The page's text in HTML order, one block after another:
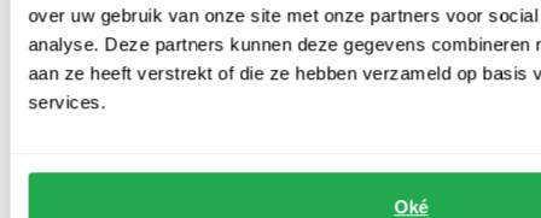
over uw gebruik van onze site met onze partners voor
analyse. Deze partners kunnen deze gegevens combineren
aan ze heeft verstrekt of die ze hebben verzameld op basis
services.
Oké
Tommy Hilfiger en Reset . Ook heeft u de ruime keuze uit een
breed maatbereik, vangrote winterjassen matentot aan extra
lengte of een XXS.
onze winkels, zodat wij u kunnen helpen aan de perfecte rode